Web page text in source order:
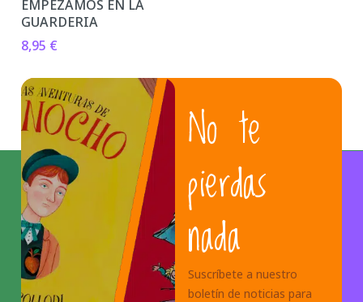
EMPEZAMOS EN LA
GUARDERIA
8,95 €
No te
pierdas
nada
Suscríbete a nuestro
boletín de noticias para